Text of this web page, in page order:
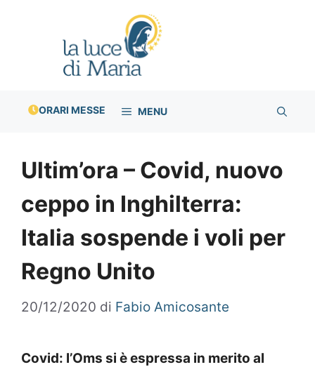
ORARI MESSE MENU
Ultim’ora – Covid, nuovo
ceppo in Inghilterra:
Italia sospende i voli per
Regno Unito
20/12/2020 di Fabio Amicosante
Covid: l’Oms si è espressa in merito al